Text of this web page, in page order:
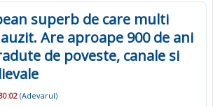
superb de care multi
Are aproape 900 de ani
de poveste, canale si
(Adevarul)